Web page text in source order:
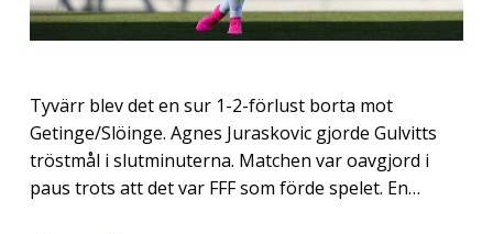
Tyvärr blev det en sur 1-2-förlust borta mot
Getinge/Slöinge. Agnes Juraskovic gjorde Gulvitts
tröstmål i slutminuterna. Matchen var oavgjord i
paus trots att det var FFF som förde spelet. En…